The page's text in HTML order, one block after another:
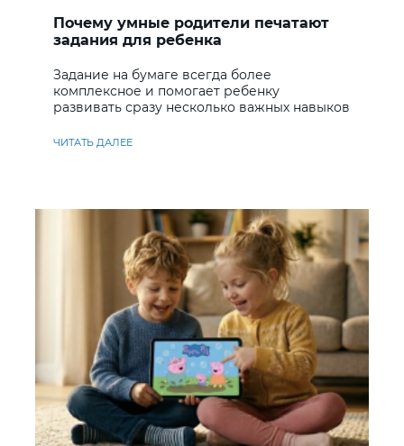
Почему умные родители печатают
задания для ребенка
Задание на бумаге всегда более
комплексное и помогает ребенку
развивать сразу несколько важных навыков
ЧИТАТЬ ДАЛЕЕ